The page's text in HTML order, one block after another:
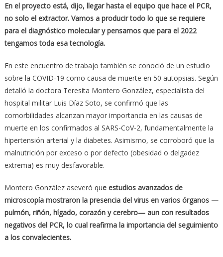
En el proyecto está, dijo, llegar hasta el equipo que hace el PCR,
no solo el extractor. Vamos a producir todo lo que se requiere
para el diagnóstico molecular y pensamos que para el 2022
tengamos toda esa tecnología.
En este encuentro de trabajo también se conoció de un estudio
sobre la COVID-19 como causa de muerte en 50 autopsias. Según
detalló la doctora Teresita Montero González, especialista del
hospital militar Luis Díaz Soto, se confirmó que las
comorbilidades alcanzan mayor importancia en las causas de
muerte en los confirmados al SARS-CoV-2, fundamentalmente la
hipertensión arterial y la diabetes. Asimismo, se corroboró que la
malnutrición por exceso o por defecto (obesidad o delgadez
extrema) es muy desfavorable.
Montero González aseveró que estudios avanzados de
microscopía mostraron la presencia del virus en varios órganos —
pulmón, riñón, hígado, corazón y cerebro— aun con resultados
negativos del PCR, lo cual reafirma la importancia del seguimiento
a los convalecientes.